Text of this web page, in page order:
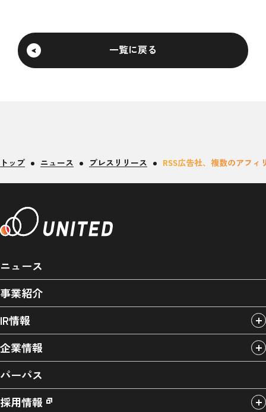
一覧に戻る
トップ ニュース プレスリリース RSS広告社、複数のアフ
ニュース
事業紹介
IR情報
企業情報
パーパス
採用情報